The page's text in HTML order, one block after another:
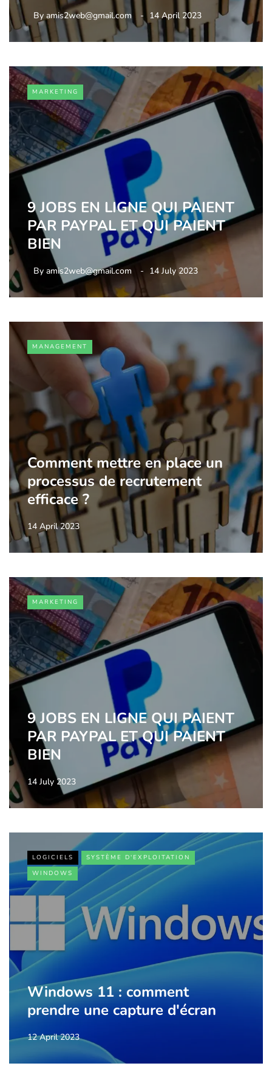
By amis2web@gmail.com 14 April 2023
MARKETING
9 JOBS EN LIGNE QUI PAIENT
PAR PAYPAL ET QUI PAIENT
BIEN
By amis2web@gmail.com 14 July 2023
MANAGEMENT
Comment mettre en place un
processus de recrutement
efficace ?
14 April 2023
MARKETING
9 JOBS EN LIGNE QUI PAIENT
PAR PAYPAL ET QUI PAIENT
BIEN
14 July 2023
LOGICIELS
SYSTÈME D'EXPLOITATION
WINDOWS
Windows 11 : comment
prendre une capture d'écran
12 April 2023